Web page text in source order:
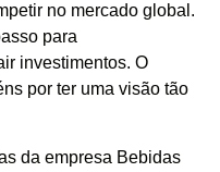
no mercado global.
para
investimentos. O
por ter uma visão tão
da empresa Bebidas